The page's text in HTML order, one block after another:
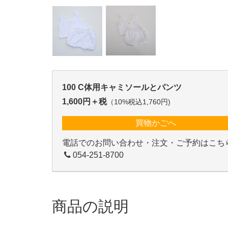
100 C体用キャミソールとパンツ
1,600円＋税（10%税込1,760円)
買物かごへ
電話でのお問い合わせ・注文・ご予約はこち
054-251-8700
商品の説明